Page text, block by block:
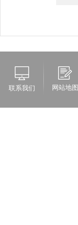
联系我们 网站地图